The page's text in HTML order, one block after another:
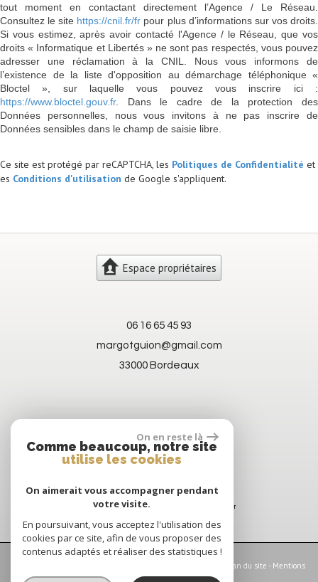
tout moment en contactant directement l’Agence / Le Réseau.
Consultez le site https://cnil.fr/fr pour plus d’informations sur vos droits.
Si vous estimez, après avoir contacté l'Agence / le Réseau, que vos
droits « Informatique et Libertés » ne sont pas respectés, vous pouvez
adresser une réclamation à la CNIL. Nous vous informons de
l’existence de la liste d'opposition au démarchage téléphonique «
Bloctel », sur laquelle vous pouvez vous inscrire ici :
https://www.bloctel.gouv.fr. Dans le cadre de la protection des
Données personnelles, nous vous invitons à ne pas inscrire de
Données sensibles dans le champ de saisie libre.
Ce site est protégé par reCAPTCHA, les Politiques de Confidentialité et
es Conditions d'utilisation de Google s'appliquent.
Espace propriétaires
06 16 65 45 93
margotguion@gmail.com
33000 Bordeaux
Plan du site - Mentions
légales-Nos honoraires-Partenaires -Admin-Politique RGPD
On en reste là
Comme beaucoup, notre site
utilise les cookies
On aimerait vous accompagner pendant
votre visite.
En poursuivant, vous acceptez l'utilisation des
cookies par ce site, afin de vous proposer des
contenus adaptés et réaliser des statistiques !